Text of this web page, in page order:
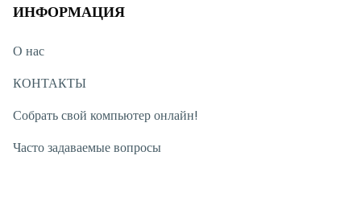
ИНФОРМАЦИЯ
О нас
КОНТАКТЫ
Собрать свой компьютер онлайн!
Часто задаваемые вопросы